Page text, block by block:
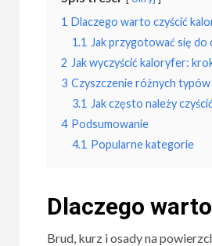
1 Dlaczego warto czyścić
1.1 Jak przygotować się do
2 Jak wyczyścić kaloryfer:
3 Czyszczenie różnych
3.1 Jak często należy
4 Podsumowanie
4.1 Popularne kategorie
Dlaczego
Brud, kurz i osady na